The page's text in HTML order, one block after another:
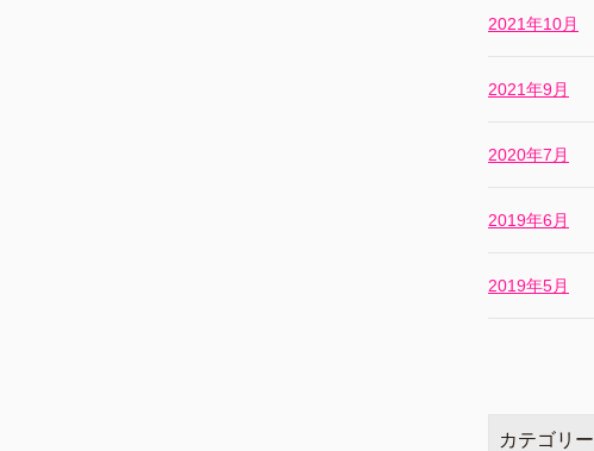
2021年10月
2021年9月
2020年7月
2019年6月
2019年5月
カテゴリー